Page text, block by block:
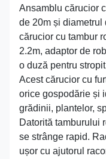
Ansamblu cărucior
de 20m și diametrul
cărucior cu tambur
2.2m, adaptor de
o duză pentru
Acest cărucior cu
orice gospodărie și
grădinii, plantelor,
Datorită tamburului
se strânge rapid.
ușor cu ajutorul